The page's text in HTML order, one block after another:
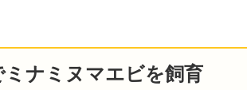
ミナミヌマエビを飼育